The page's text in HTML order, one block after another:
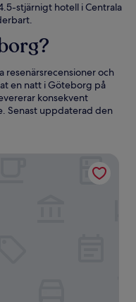
stjärnigt hotell i Centrala
resenärsrecensioner och
en natt i Göteborg på
konsekvent
Senast uppdaterad den